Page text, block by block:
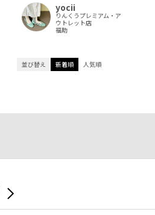
yocii
りんくうプレミアム・ア
ウトレット店
福助
並び替え 新着順 人気順